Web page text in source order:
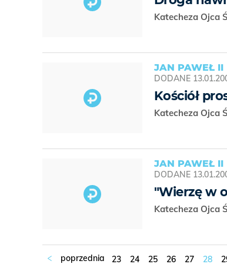
Katecheza Ojca
JAN PAWEŁ II
DODANE
Kościół
Katecheza Ojca
JAN PAWEŁ II
DODANE
"Wierzę w
Katecheza Ojca
23 24 25 26 27 28